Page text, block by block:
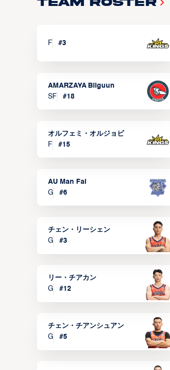
F #3
AMARZAYA Bilguun
SF
#18
オルフェミ・オルジョビ
F
#15
AU Man Fai
G
#6
チェン・リーシェン
G
#3
リー・チアカン
G
#12
チェン・チアンシュアン
G
#5